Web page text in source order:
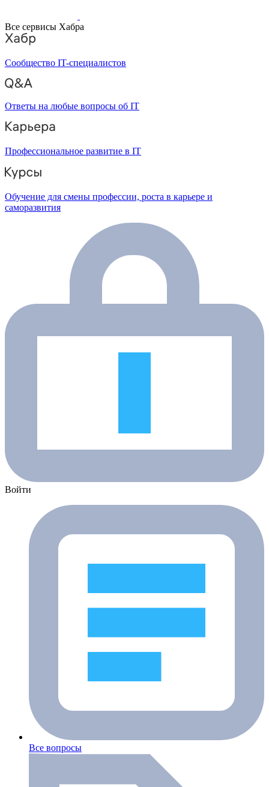
Все сервисы Хабра
Сообщество IT-специалистов
Ответы на любые вопросы об IT
Профессиональное развитие в IT
Обучение для смены профессии, роста в карьере и
саморазвития
Войти
Все вопросы